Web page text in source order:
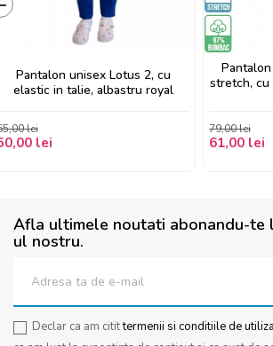
Pantalon unisex Lotus 2, cu
elastic in talie, albastru royal
lei
lei
stretch, cu
79,00 lei
61,00 lei
Afla ultimele noutati abonandu-te
ul nostru.
Declar ca am citittermenii si conditiile de